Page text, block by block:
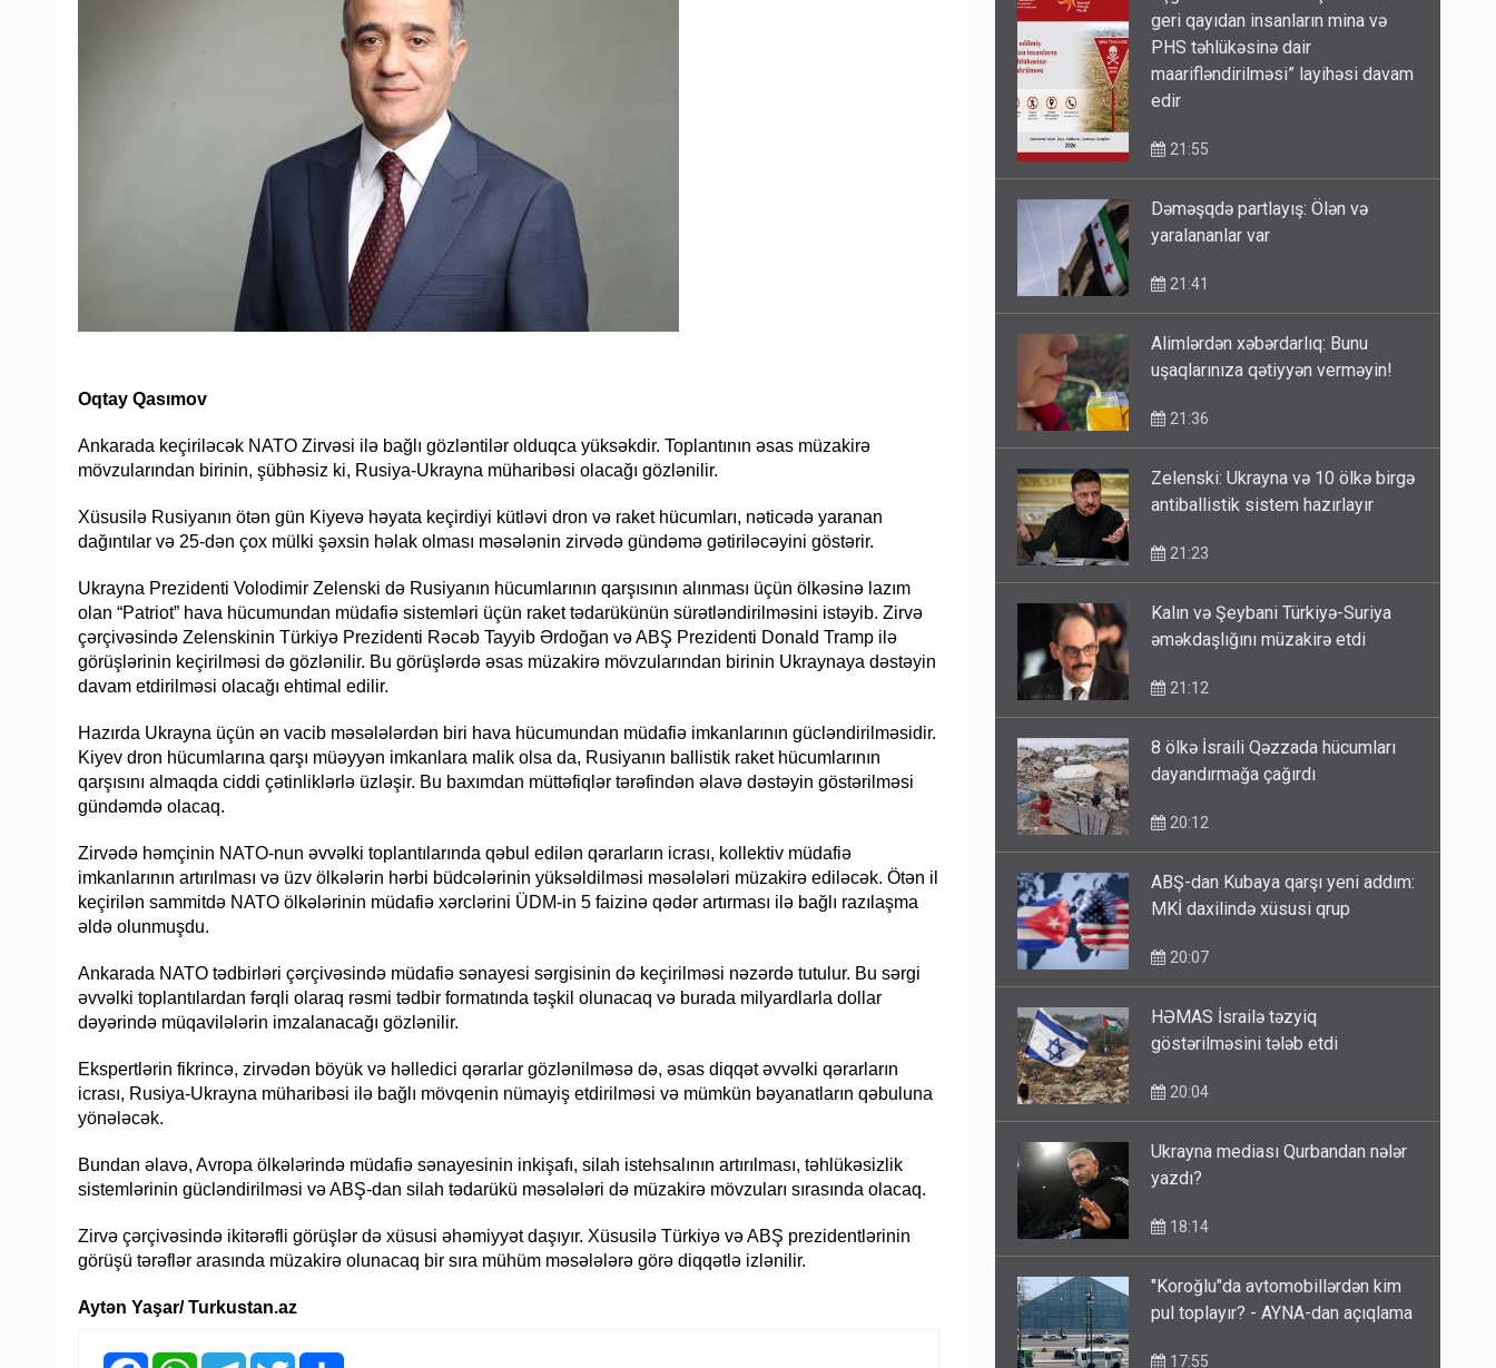
Oqtay Qasımov
Ankarada keçiriləcək NATO Zirvəsi ilə bağlı gözləntilər olduqca yüksəkdir. Toplantının əsas müzakirə
mövzularından birinin, şübhəsiz ki, Rusiya-Ukrayna müharibəsi olacağı gözlənilir.
Xüsusilə Rusiyanın ötən gün Kiyevə həyata keçirdiyi kütləvi dron və raket hücumları, nəticədə yaranan
dağıntılar və 25-dən çox mülki şəxsin həlak olması məsələnin zirvədə gündəmə gətiriləcəyini göstərir.
Ukrayna Prezidenti Volodimir Zelenski də Rusiyanın hücumlarının qarşısının alınması üçün ölkəsinə lazım
olan “Patriot” hava hücumundan müdafiə sistemləri üçün raket tədarükünün sürətləndirilməsini istəyib. Zirvə
çərçivəsində Zelenskinin Türkiyə Prezidenti Rəcəb Tayyib Ərdoğan və ABŞ Prezidenti Donald Tramp ilə
görüşlərinin keçirilməsi də gözlənilir. Bu görüşlərdə əsas müzakirə mövzularından birinin Ukraynaya dəstəyin
davam etdirilməsi olacağı ehtimal edilir.
Hazırda Ukrayna üçün ən vacib məsələlərdən biri hava hücumundan müdafiə imkanlarının gücləndirilməsidir.
Kiyev dron hücumlarına qarşı müəyyən imkanlara malik olsa da, Rusiyanın ballistik raket hücumlarının
qarşısını almaqda ciddi çətinliklərlə üzləşir. Bu baxımdan müttəfiqlər tərəfindən əlavə dəstəyin göstərilməsi
gündəmdə olacaq.
Zirvədə həmçinin NATO-nun əvvəlki toplantılarında qəbul edilən qərarların icrası, kollektiv müdafiə
imkanlarının artırılması və üzv ölkələrin hərbi büdcələrinin yüksəldilməsi məsələləri müzakirə ediləcək. Ötən il
keçirilən sammitdə NATO ölkələrinin müdafiə xərclərini ÜDM-in 5 faizinə qədər artırması ilə bağlı razılaşma
əldə olunmuşdu.
Ankarada NATO tədbirləri çərçivəsində müdafiə sənayesi sərgisinin də keçirilməsi nəzərdə tutulur. Bu sərgi
əvvəlki toplantılardan fərqli olaraq rəsmi tədbir formatında təşkil olunacaq və burada milyardlarla dollar
dəyərində müqavilələrin imzalanacağı gözlənilir.
Ekspertlərin fikrincə, zirvədən böyük və həlledici qərarlar gözlənilməsə də, əsas diqqət əvvəlki qərarların
icrası, Rusiya-Ukrayna müharibəsi ilə bağlı mövqenin nümayiş etdirilməsi və mümkün bəyanatların qəbuluna
yönələcək.
Bundan əlavə, Avropa ölkələrində müdafiə sənayesinin inkişafı, silah istehsalının artırılması, təhlükəsizlik
sistemlərinin gücləndirilməsi və ABŞ-dan silah tədarükü məsələləri də müzakirə mövzuları sırasında olacaq.
Zirvə çərçivəsində ikitərəfli görüşlər də xüsusi əhəmiyyət daşıyır. Xüsusilə Türkiyə və ABŞ prezidentlərinin
görüşü tərəflər arasında müzakirə olunacaq bir sıra mühüm məsələlərə görə diqqətlə izlənilir.
Aytən Yaşar/ Turkustan.az
FacebookWhatsAppTelegramTwitter
geri qayıdan insanların mina və
PHS təhlükəsinə dair
maarifləndirilməsi” layihəsi davam
edir
21:55
Dəməşqdə partlayış: Ölən və
yaralananlar var
21:41
Alimlərdən xəbərdarlıq: Bunu
uşaqlarınıza qətiyyən verməyin!
21:36
Zelenski: Ukrayna və 10 ölkə birgə
antiballistik sistem hazırlayır
21:23
Kalın və Şeybani Türkiyə-Suriya
əməkdaşlığını müzakirə etdi
21:12
8 ölkə İsraili Qəzzada hücumları
dayandırmağa çağırdı
20:12
ABŞ-dan Kubaya qarşı yeni addım:
MKİ daxilində xüsusi qrup
20:07
HƏMAS İsrailə təzyiq
göstərilməsini tələb etdi
20:04
Ukrayna mediası Qurbandan nələr
yazdı?
18:14
"Koroğlu"da avtomobillərdən kim
pul toplayır? - AYNA-dan açıqlama
17:55